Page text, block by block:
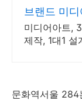
브랜드 미
미디어아트,
제작, 1대1 설
문화역서울 284